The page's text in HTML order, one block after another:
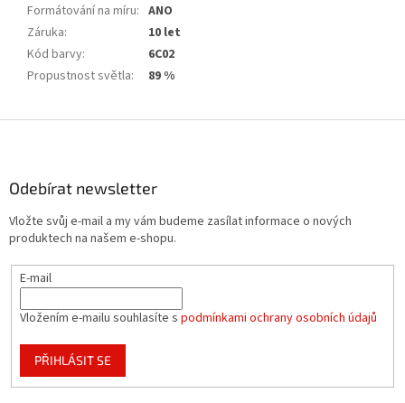
Formátování na míru: ANO
Záruka:
10 let
Kód barvy:
6C02
Propustnost světla: 89 %
Odebírat newsletter
Vložte svůj e-mail a my vám budeme zasílat informace o nových
produktech na našem e-shopu.
E-mail
Vložením e-mailu souhlasíte s podmínkami ochrany osobních údajů
PŘIHLÁSIT SE